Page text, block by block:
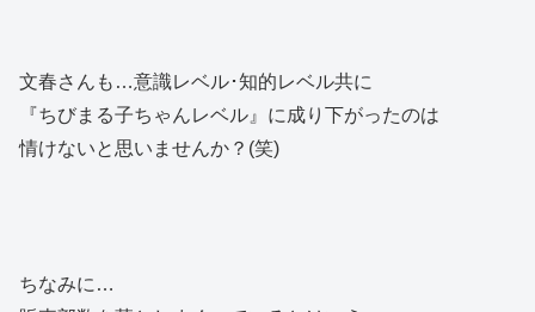
文春さんも…意識レベル･知的レベル共に
『ちびまる子ちゃんレベル』に成り下がったのは
情けないと思いませんか？(笑)
ちなみに…